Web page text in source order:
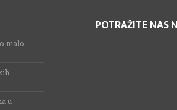
malo
u
POTRAŽITE NAS